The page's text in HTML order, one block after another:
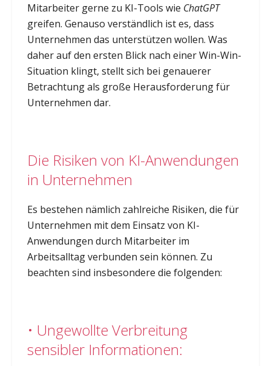
Mitarbeiter gerne zu KI-Tools wie ChatGPT
greifen. Genauso verständlich ist es, dass
Unternehmen das unterstützen wollen. Was
daher auf den ersten Blick nach einer Win-Win-
Situation klingt, stellt sich bei genauerer
Betrachtung als große Herausforderung für
Unternehmen dar.
Die Risiken von KI-Anwendungen
in Unternehmen
Es bestehen nämlich zahlreiche Risiken, die für
Unternehmen mit dem Einsatz von KI-
Anwendungen durch Mitarbeiter im
Arbeitsalltag verbunden sein können. Zu
beachten sind insbesondere die folgenden:
• Ungewollte Verbreitung
sensibler Informationen: